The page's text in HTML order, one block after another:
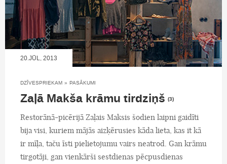
20.JŪL, 2013
DZĪVESPRIEKAM » PASĀKUMI
Zaļā Makša krāmu tirdziņš (3)
Restorānā-picērijā Zaļais Maksis šodien laipni gaidīti
bija visi, kuriem mājās aizķērusies kāda lieta, kas it kā
ir mīļa, taču īsti pielietojumu vairs neatrod. Gan krāmu
tirgotāji, gan vienkārši sestdienas pēcpusdienas